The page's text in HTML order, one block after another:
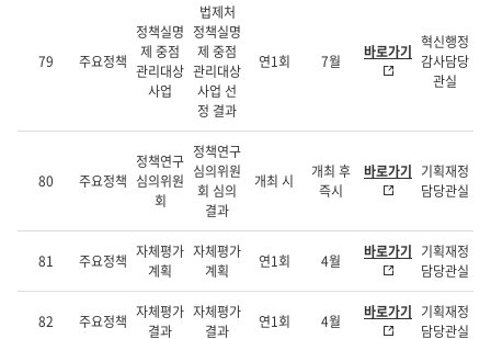
79 주요정책
정책실명
제 중점
관리대상
사업
법제처
정책실명
제 중점
관리대상
사업 선
정 결과
연1회 7월 바로가기 혁신행정
감사담당
관실
80 주요정책
정책연구
심의위원
회
정책연구
심의위원
회 심의
결과
개최 시
개최 후
즉시
바로가기 기획재정
담당관실
81 주요정책 자체평가
계획
자체평가
계획
연1회 4월 바로가기 기획재정
담당관실
82 주요정책 자체평가
결과
자체평가
결과
연1회 4월 바로가기 기획재정
담당관실